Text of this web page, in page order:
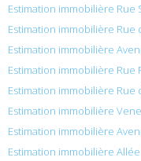
Estimation immobilière Rue
Estimation immobilière Rue
Estimation immobilière
Estimation immobilière Rue
Estimation immobilière Rue
Estimation immobilière
Estimation immobilière
Estimation immobilière